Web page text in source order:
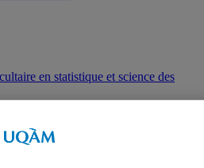
en statistique et science des
STATQAM